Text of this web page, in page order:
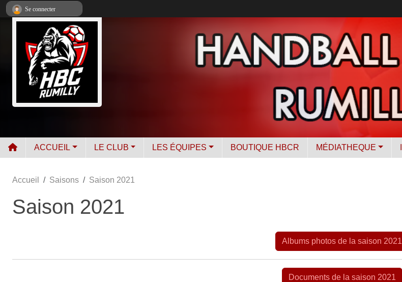
ACCUEIL LE CLUB LES ÉQUIPES BOUTIQUE HBCR MÉDIATHEQUE
Accueil Saisons Saison 2021
Saison 2021
Albums photos de la saison 2021
Documents de la saison 2021
Se connecter
Panneau de gestion des cookies